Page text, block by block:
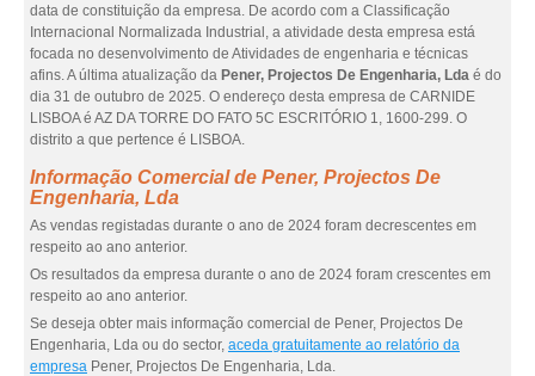
data de constituição da empresa. De acordo com a Classificação
Internacional Normalizada Industrial, a atividade desta empresa está
focada no desenvolvimento de Atividades de engenharia e técnicas
afins. A última atualização da Pener, Projectos De Engenharia, Lda é do
dia 31 de outubro de 2025. O endereço desta empresa de CARNIDE
LISBOA é AZ DA TORRE DO FATO 5C ESCRITÓRIO 1, 1600-299. O
distrito a que pertence é LISBOA.
Informação Comercial de Pener, Projectos De
Engenharia, Lda
As vendas registadas durante o ano de 2024 foram decrescentes em
respeito ao ano anterior.
Os resultados da empresa durante o ano de 2024 foram crescentes em
respeito ao ano anterior.
Se deseja obter mais informação comercial de Pener, Projectos De
Engenharia, Lda ou do sector, aceda gratuitamente ao relatório da
empresa Pener, Projectos De Engenharia, Lda.